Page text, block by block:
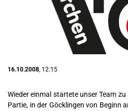
16.10.2008 , 12:15
Wieder einmal startete unser Team
Partie, in der Göcklingen von Beginn